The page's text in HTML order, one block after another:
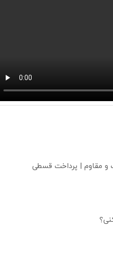
و مقاوم | پرداخت قسطی